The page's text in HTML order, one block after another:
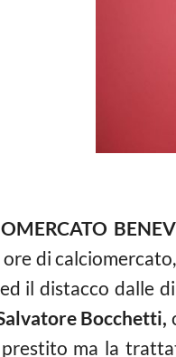
di
il distacco dalle
Bocchetti,
ma la